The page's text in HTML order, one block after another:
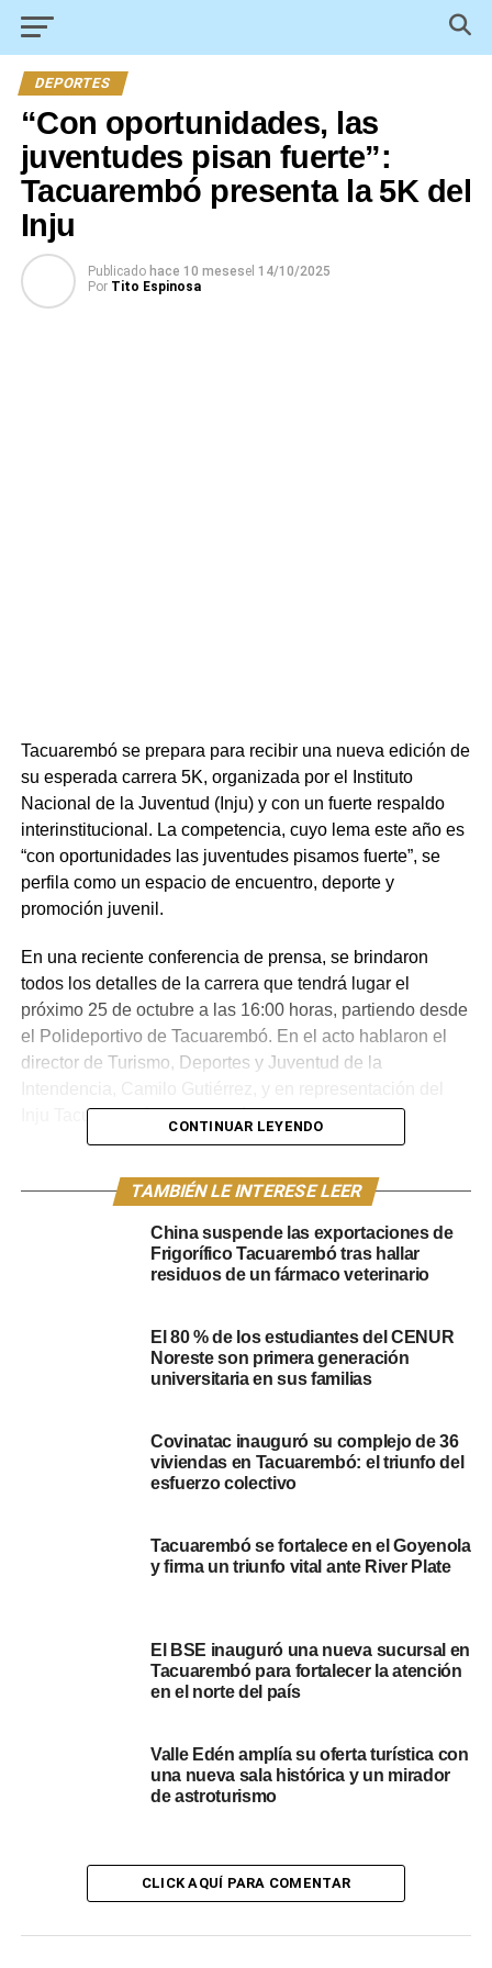
DEPORTES
“Con oportunidades, las
juventudes pisan fuerte”:
Tacuarembó presenta la 5K del
Inju
Publicado hace 10 mesesel 14/10/2025
Por Tito Espinosa
Tacuarembó se prepara para recibir una nueva edición de
su esperada carrera 5K, organizada por el Instituto
Nacional de la Juventud (Inju) y con un fuerte respaldo
interinstitucional. La competencia, cuyo lema este año es
“con oportunidades las juventudes pisamos fuerte”, se
perfila como un espacio de encuentro, deporte y
promoción juvenil.
En una reciente conferencia de prensa, se brindaron
todos los detalles de la carrera que tendrá lugar el
próximo 25 de octubre a las 16:00 horas, partiendo desde
el Polideportivo de Tacuarembó. En el acto hablaron el
director de Turismo, Deportes y Juventud de la
Inju Tacuarembó, Tania Martínez.
oficial a la población, destacando la importancia de la
correspondiente invitación a una nueva edición de la 5K
que organiza INJU con el apoyo de la Intendencia
Deportes y Comta”.
Las inscripciones para la carrera ya se encuentran
disponibles en la web de INJU. Martínez detalló los
forma individual, personas desde los 13 años. Los
menores de 18 años tienen que rellenar un
Beneficios y servicios adicionales
La participación en la 5K no solo garantiza una jornada
de actividad física, sino también beneficios tangibles para
los corredores. “Con la participación de la 5K se estará
anunció Martínez.
CONTINUAR LEYENDO
TAMBIÉN LE INTERESE LEER
China suspende las exportaciones de
Frigorífico Tacuarembó tras hallar
residuos de un fármaco veterinario
El 80 % de los estudiantes del CENUR
Noreste son primera generación
universitaria en sus familias
Covinatac inauguró su complejo de 36
viviendas en Tacuarembó: el triunfo del
esfuerzo colectivo
Tacuarembó se fortalece en el Goyenola
y firma un triunfo vital ante River Plate
El BSE inauguró una nueva sucursal en
Tacuarembó para fortalecer la atención
en el norte del país
Valle Edén amplía su oferta turística con
una nueva sala histórica y un mirador
de astroturismo
CLICK AQUÍ PARA COMENTAR